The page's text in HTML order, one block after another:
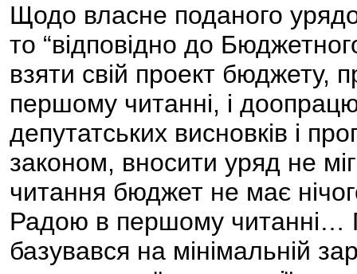
Щодо власне поданого
то “відповідно до
взяти свій проект
першому читанні, і
депутатських висновків і
законом, вносити уряд не
читання бюджет не має
Радою в першому читанні…
базувався на мінімальній